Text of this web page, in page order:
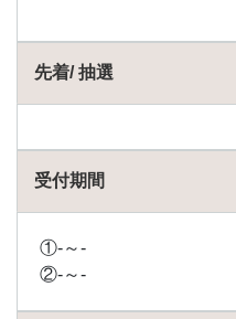
先着/ 抽選
受付期間
①-～-
②-～-